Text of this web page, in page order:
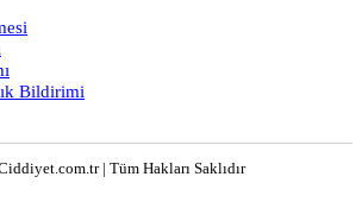
Bildirimi
| Tüm Hakları Saklıdır